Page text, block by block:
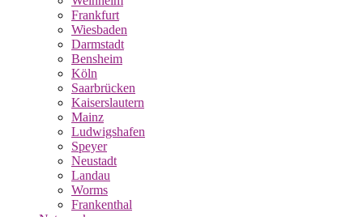
Frankfurt
Wiesbaden
Darmstadt
Bensheim
Köln
Saarbrücken
Kaiserslautern
Mainz
Ludwigshafen
Speyer
Neustadt
Landau
Worms
Frankenthal